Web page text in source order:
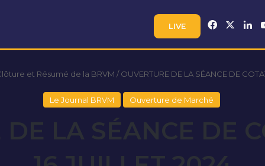
LIVE Facebook
et Résumé de la BRVM / OUVERTURE DE LA SÉANCE DE
Le Journal BRVM Ouverture de Marché